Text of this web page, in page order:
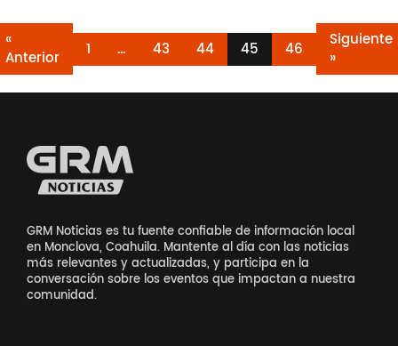
«
Anterior
1 … 43 44 45 46
Siguiente
»
GRM Noticias es tu fuente confiable de información local
en Monclova, Coahuila. Mantente al día con las noticias
más relevantes y actualizadas, y participa en la
conversación sobre los eventos que impactan a nuestra
comunidad.